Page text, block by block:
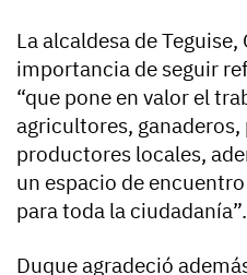
La alcaldesa de
importancia de seguir
“que pone en valor el
agricultores, ganaderos,
productores locales,
un espacio de
para toda la ciudadanía”.
Duque agradeció